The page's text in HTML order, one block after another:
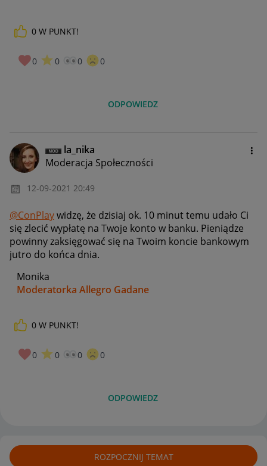
0 W PUNKT!
0 0 0 0
ODPOWIEDZ
la_nika
Moderacja Społeczności
‎12-09-2021 20:49
@ConPlaywidzę, że dzisiaj ok. 10 minut temu udało Ci
się zlecić wypłatę na Twoje konto w banku. Pieniądze
powinny zaksięgować się na Twoim koncie bankowym
jutro do końca dnia.
Monika
Moderatorka Allegro Gadane
0 W PUNKT!
0 0 0 0
ODPOWIEDZ
ROZPOCZNIJ TEMAT